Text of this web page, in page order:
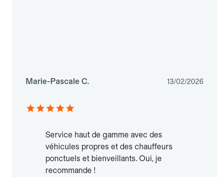
Marie-Pascale C. 13/02/2026
Service haut de gamme avec des
véhicules propres et des chauffeurs
ponctuels et bienveillants. Oui, je
recommande !